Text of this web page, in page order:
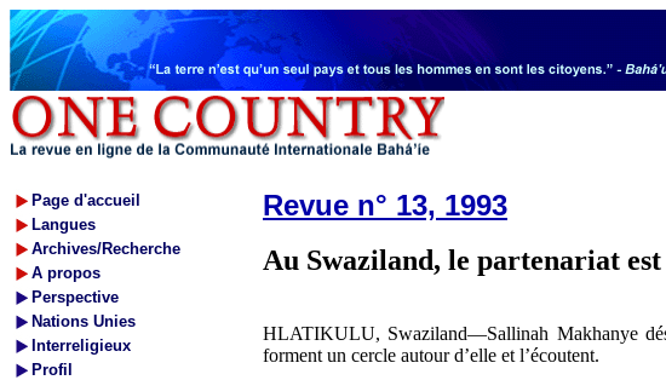
Page d'accueil
Langues
Archives/Recherche
A propos
Perspective
Nations Unies
Interreligieux
Profil
Revue n° 13, 1993
Au Swaziland, le partenariat
HLATIKULU, Swaziland—Sallinah Makhanye
forment un cercle autour d’elle et l’écoutent.